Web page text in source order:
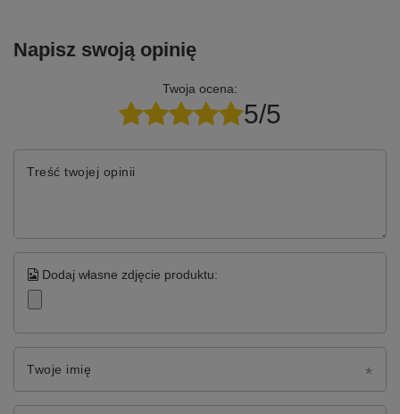
Napisz swoją opinię
Twoja ocena:
5/5
Treść twojej opinii
Dodaj własne zdjęcie produktu:
Twoje imię